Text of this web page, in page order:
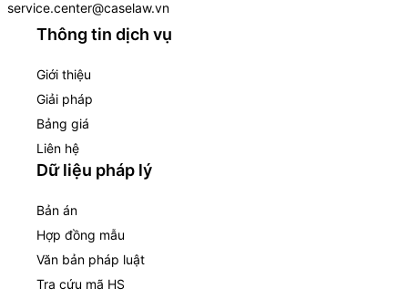
service.center@caselaw.vn
Thông tin dịch vụ
Giới thiệu
Giải pháp
Bảng giá
Liên hệ
Dữ liệu pháp lý
Bản án
Hợp đồng mẫu
Văn bản pháp luật
Tra cứu mã HS